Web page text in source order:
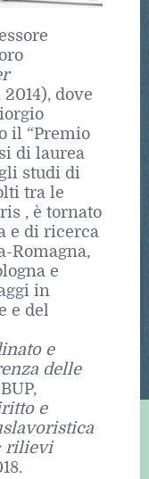
dove
il “Premio
di laurea
studi di
tra le
, è tornato
e di ricerca
Romagna,
e
in
e del
e
delle
e
rilievi